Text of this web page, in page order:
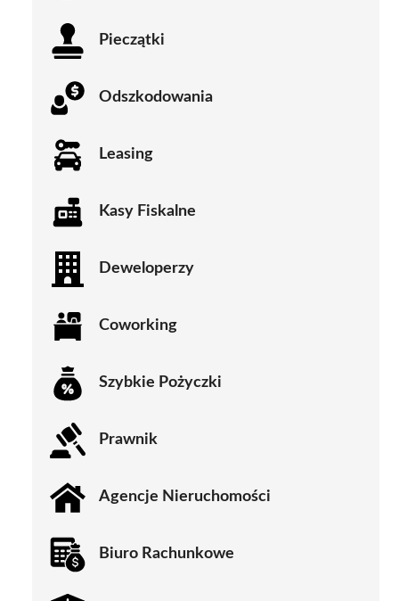
Pieczątki
Odszkodowania
Leasing
Kasy Fiskalne
Deweloperzy
Coworking
Szybkie Pożyczki
Prawnik
Agencje Nieruchomości
Biuro Rachunkowe